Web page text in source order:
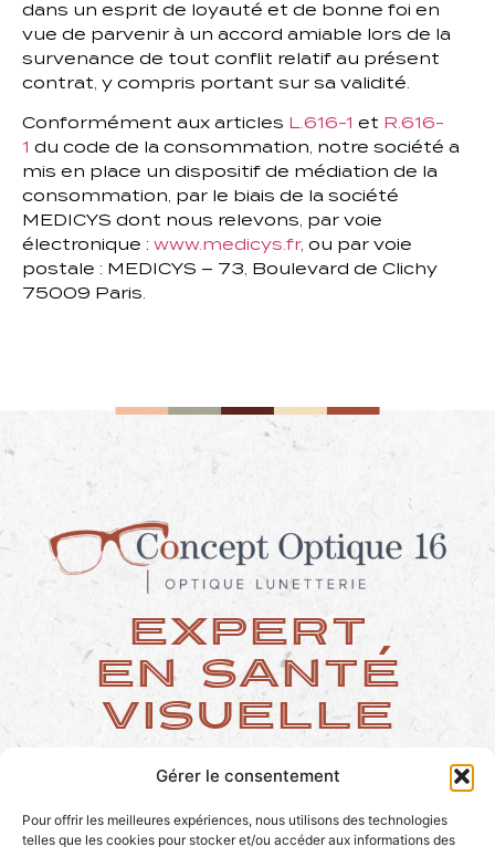
Gérer le consentement
Pour offrir les meilleures expériences, nous utilisons des technologies
telles que les cookies pour stocker et/ou accéder aux informations des
dans un esprit de loyauté et de bonne foi en
vue de parvenir à un accord amiable lors de la
survenance de tout conflit relatif au présent
contrat, y compris portant sur sa validité.
Conformément aux articles L.616-1 et R.616-
1 du code de la consommation, notre société a
mis en place un dispositif de médiation de la
consommation, par le biais de la société
MEDICYS dont nous relevons, par voie
électronique : www.medicys.fr, ou par voie
postale : MEDICYS – 73, Boulevard de Clichy
75009 Paris.
Expert
en santé
visuelle
BOUTIQUECONTACT